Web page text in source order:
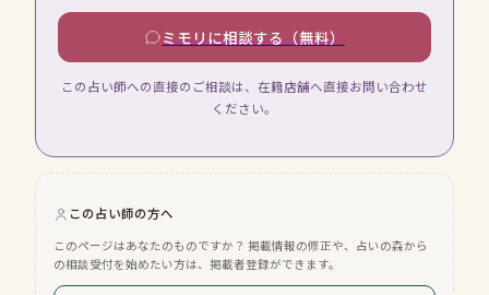
ミモリに相談する（無料）
この占い師への直接のご相談は、在籍店舗へ直接お問い合わせ
ください。
この占い師の方へ
このページはあなたのものですか？ 掲載情報の修正や、占いの森から
の相談受付を始めたい方は、掲載者登録ができます。